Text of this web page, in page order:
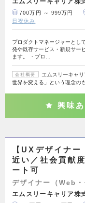
700万円 ～ 999万円
日祝休み
プロダクトマネージャーとし
発や既存サービス・新規サー
ます。 ・プロ…
会社概要
エムスリーキャ
世界を変える」という理念の
興味あ
【UXデザイナ
近い／社会貢献
ート可
デザイナー（Web・
エムスリーキャリア株